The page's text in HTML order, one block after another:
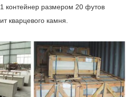
контейнер размером 20 футов
кварцевого камня.